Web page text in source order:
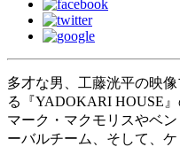
多才な男、工藤洸平の映
る『YADOKARI HOUSE
マーク・マクモリスやベ
ーバルチーム、そして、